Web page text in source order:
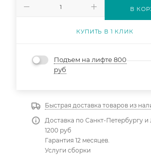
В
КУПИТЬ В 1 КЛИК
Подъем на лифте 800
руб
Быстрая доставка товаров из
Доставка по Санкт-Петербургу и
1200 руб
Гарантия 12 месяцев.
Услуги сборки